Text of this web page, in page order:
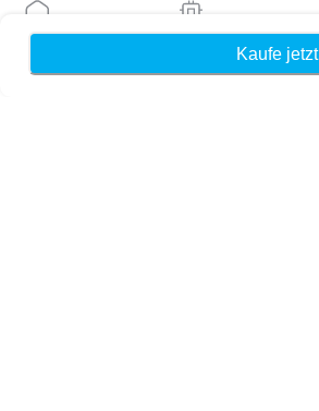
Kaufe jetzt
eSIM für Amerika
eSIM für Naher Osten
Meine eSIMs